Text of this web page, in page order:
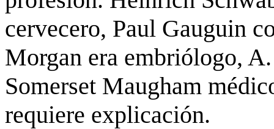
cervecero, Paul Gauguin
Morgan era embriólogo,
Somerset Maugham
requiere explicación.